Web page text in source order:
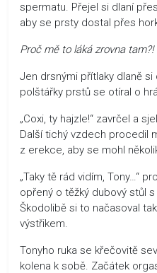
spermatu. Přejel si dlaní
aby se prsty dostal přes
Proč mě to láká zrovna tam?!
Jen drsnými přítlaky dlaně si
polštářky prstů se otíral o
„Coxi, ty hajzle!“ zavrčel a
Další tichý vzdech procedil
z erekce, aby se mohl
„Taky tě rád vidím, Tony…“
opřený o těžký dubový stůl
Škodolibě si to načasoval
výstřikem.
Tonyho ruka se křečovitě
kolena k sobě. Začátek